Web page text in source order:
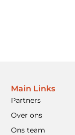
Main Links
Partners
Over ons
Ons team